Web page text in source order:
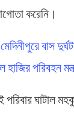
করেনি।
বাস
হাজির পরিবহন
ঘাটাল